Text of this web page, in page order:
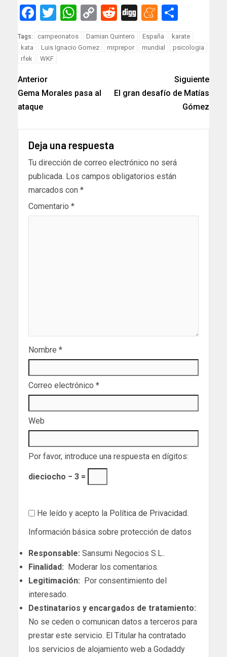
Facebook
Twitter
WhatsApp
CopyReddit
Digg
Tags: campeonatos Damian Quintero España
karate
kata
Luis Ignacio Gomez mrprepor mundial
psicologia
rfek
WKF
Anterior
Gema Morales pasa al
ataque
Siguiente
El gran desafío de Matías
Gómez
Deja una respuesta
Tu dirección de correo electrónico no será
publicada. Los campos obligatorios están
marcados con *
Comentario *
Nombre *
Correo electrónico *
Web
Por favor, introduce una respuesta en dígitos:
dieciocho − 3 =
He leído y acepto la Política de Privacidad.
Información básica sobre protección de datos
Responsable: Sansumi Negocios S.L..
Finalidad: Moderar los comentarios.
Legitimación: Por consentimiento del
interesado.
Destinatarios y encargados de tratamiento:
No se ceden o comunican datos a terceros para
prestar este servicio. El Titular ha contratado
los servicios de alojamiento web a Godaddy